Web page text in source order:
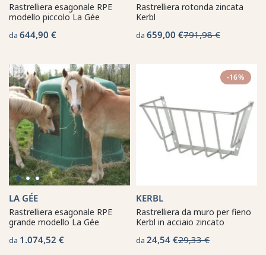
Rastrelliera esagonale RPE
modello piccolo La Gée
da 644,90 €
Rastrelliera rotonda zincata
Kerbl
da 659,00 €791,98 €
LA GÉE
Rastrelliera esagonale RPE
grande modello La Gée
da 1.074,52 €
-16%
KERBL
Rastrelliera da muro per fieno
Kerbl in acciaio zincato
da 24,54 €29,33 €